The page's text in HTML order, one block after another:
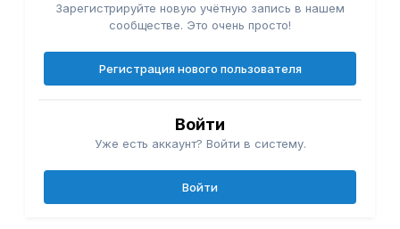
Зарегистрируйте новую учётную запись в нашем
сообществе. Это очень просто!
Регистрация нового пользователя
Войти
Уже есть аккаунт? Войти в систему.
Войти